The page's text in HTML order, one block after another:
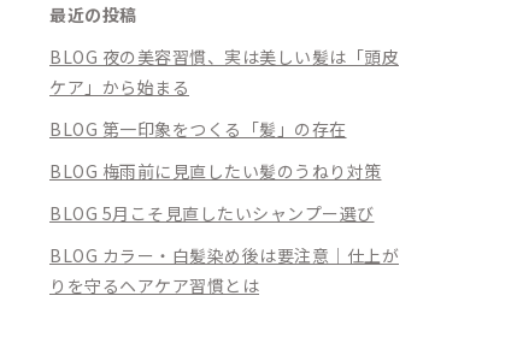
最近の投稿
BLOG 夜の美容習慣、実は美しい髪は「頭皮
ケア」から始まる
BLOG 第一印象をつくる「髪」の存在
BLOG 梅雨前に見直したい髪のうねり対策
BLOG 5月こそ見直したいシャンプー選び
BLOG カラー・白髪染め後は要注意｜仕上が
りを守るヘアケア習慣とは